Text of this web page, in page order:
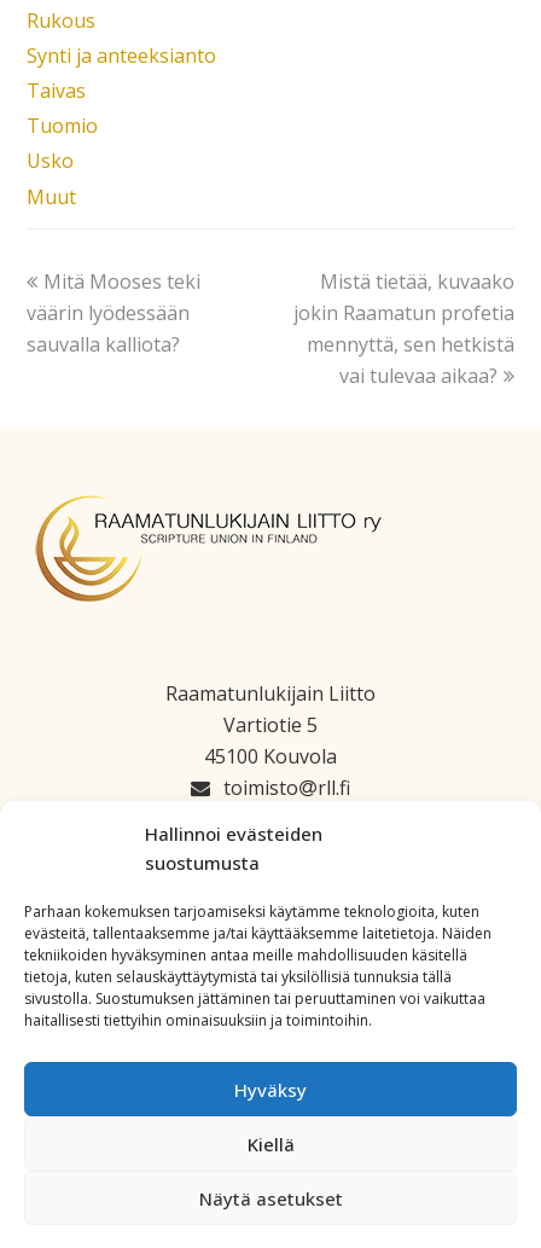
Hallinnoi evästeiden
suostumusta
Parhaan kokemuksen tarjoamiseksi käytämme teknologioita, kuten
evästeitä, tallentaaksemme ja/tai käyttääksemme laitetietoja. Näiden
tekniikoiden hyväksyminen antaa meille mahdollisuuden käsitellä
tietoja, kuten selauskäyttäytymistä tai yksilöllisiä tunnuksia tällä
sivustolla. Suostumuksen jättäminen tai peruuttaminen voi vaikuttaa
haitallisesti tiettyihin ominaisuuksiin ja toimintoihin.
Hyväksy
Kiellä
Näytä asetukset
Rukous
Synti ja anteeksianto
Taivas
Tuomio
Usko
Muut
Mitä Mooses teki
väärin lyödessään
sauvalla kalliota?
Mistä tietää, kuvaako
jokin Raamatun profetia
mennyttä, sen hetkistä
vai tulevaa aikaa?
Raamatunlukijain Liitto
Vartiotie 5
45100 Kouvola
toimisto
rll.fi
Copyright: All Rights Reserved. Powered by